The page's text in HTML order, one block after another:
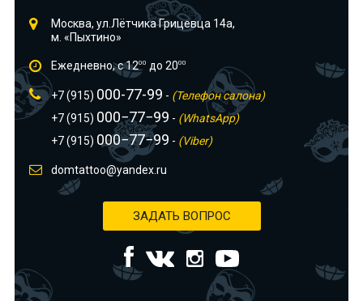
Москва, ул.Лётчика Грицевца 14а,
м. «Пыхтино»
Ежедневно, с 1200 до 2000
+7 (915) 000-77-99 - (Телефон салона)
+7 (915) 000−77−99 - (WhatsApp)
+7 (915) 000−77−99 - (Viber)
domtattoo@yandex.ru
ЗАДАТЬ ВОПРОС